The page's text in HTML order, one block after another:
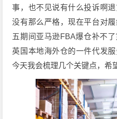
事，也不见说有什么投诉啊
没有那么严格，现在平台对
五期间亚马逊FBA爆仓补不
英国本地海外仓的一件代发服
今天我会梳理几个关键点，希